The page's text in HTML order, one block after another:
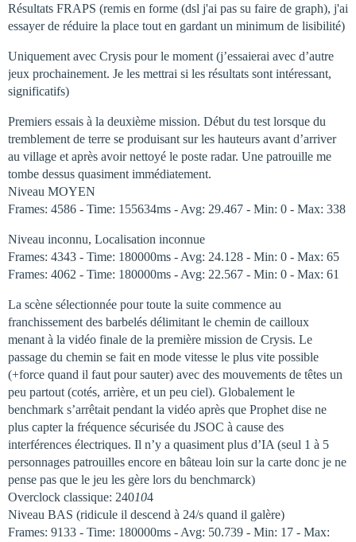
Résultats FRAPS (remis en forme (dsl j'ai pas su faire de graph), j'ai
essayer de réduire la place tout en gardant un minimum de lisibilité)
Uniquement avec Crysis pour le moment (j’essaierai avec d’autre
jeux prochainement. Je les mettrai si les résultats sont intéressant,
significatifs)
Premiers essais à la deuxième mission. Début du test lorsque du
tremblement de terre se produisant sur les hauteurs avant d’arriver
au village et après avoir nettoyé le poste radar. Une patrouille me
tombe dessus quasiment immédiatement.
Niveau MOYEN
Frames: 4586 - Time: 155634ms - Avg: 29.467 - Min: 0 - Max: 338
Niveau inconnu, Localisation inconnue
Frames: 4343 - Time: 180000ms - Avg: 24.128 - Min: 0 - Max: 65
Frames: 4062 - Time: 180000ms - Avg: 22.567 - Min: 0 - Max: 61
La scène sélectionnée pour toute la suite commence au
franchissement des barbelés délimitant le chemin de cailloux
menant à la vidéo finale de la première mission de Crysis. Le
passage du chemin se fait en mode vitesse le plus vite possible
(+force quand il faut pour sauter) avec des mouvements de têtes un
peu partout (cotés, arrière, et un peu ciel). Globalement le
benchmark s’arrêtait pendant la vidéo après que Prophet dise ne
plus capter la fréquence sécurisée du JSOC à cause des
interférences électriques. Il n’y a quasiment plus d’IA (seul 1 à 5
personnages patrouilles encore en bâteau loin sur la carte donc je ne
pense pas que le jeu les gère lors du benchmarck)
Overclock classique: 240104
Niveau BAS (ridicule il descend à 24/s quand il galère)
Frames: 9133 - Time: 180000ms - Avg: 50.739 - Min: 17 - Max: